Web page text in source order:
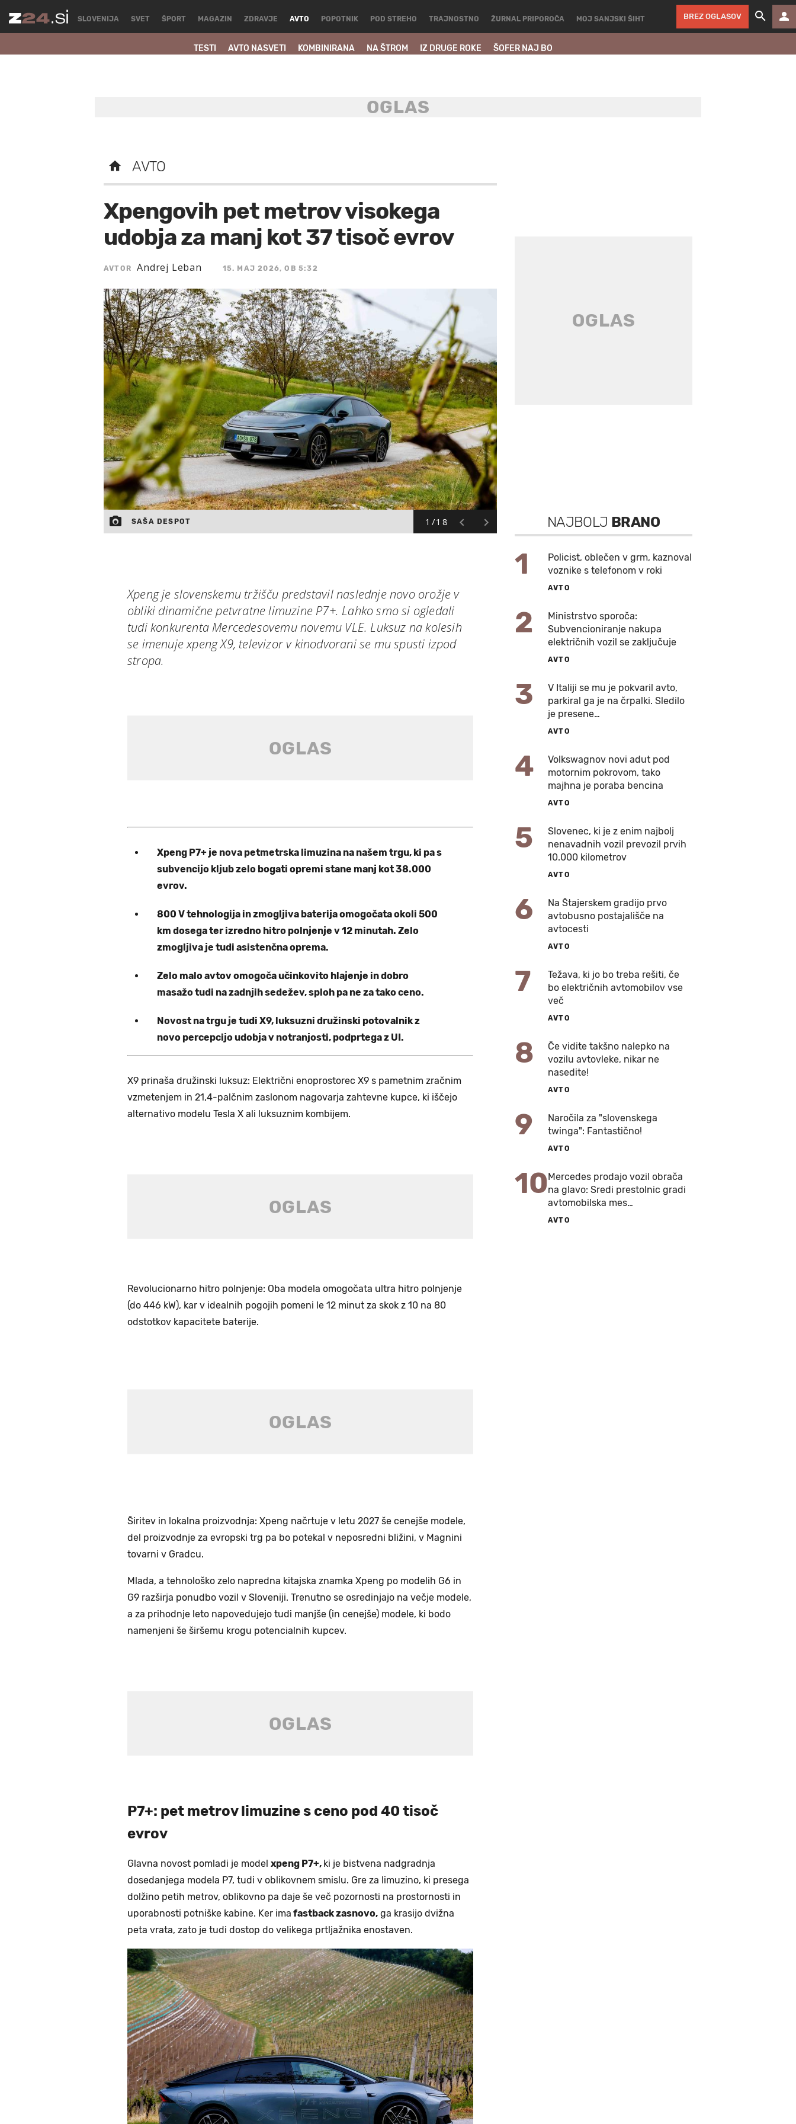
SLOVENIJA SVET ŠPORT MAGAZIN ZDRAVJE AVTO
TESTI AVTO NASVETI KOMBINIRANA NA ŠTROM IZ DRUGE ROKE ŠOFER NAJ BO
POPOTNIK POD STREHO TRAJNOSTNO ŽURNAL PRIPOROČA MOJ SANJSKI ŠIHT BREZ OGLASOV
AVTO
Xpengovih pet metrov visokega
udobja za manj kot 37 tisoč evrov
AVTOR Andrej Leban 15. MAJ 2026, OB 5:32
1/18
SAŠA DESPOT
Xpeng je slovenskemu tržišču predstavil naslednje novo orožje v
obliki dinamične petvratne limuzine P7+. Lahko smo si ogledali
tudi konkurenta Mercedesovemu novemu VLE. Luksuz na kolesih
se imenuje xpeng X9, televizor v kinodvorani se mu spusti izpod
stropa.
Xpeng P7+ je nova petmetrska limuzina na našem trgu, ki pa s
subvencijo kljub zelo bogati opremi stane manj kot 38.000
evrov.
800 V tehnologija in zmogljiva baterija omogočata okoli 500
km dosega ter izredno hitro polnjenje v 12 minutah. Zelo
zmogljiva je tudi asistenčna oprema.
Zelo malo avtov omogoča učinkovito hlajenje in dobro
masažo tudi na zadnjih sedežev, sploh pa ne za tako ceno.
Novost na trgu je tudi X9, luksuzni družinski potovalnik z
novo percepcijo udobja v notranjosti, podprtega z UI.
X9 prinaša družinski luksuz: Električni enoprostorec X9 s pametnim zračnim
vzmetenjem in 21,4-palčnim zaslonom nagovarja zahtevne kupce, ki iščejo
alternativo modelu Tesla X ali luksuznim kombijem.
Revolucionarno hitro polnjenje: Oba modela omogočata ultra hitro polnjenje
(do 446 kW), kar v idealnih pogojih pomeni le 12 minut za skok z 10 na 80
odstotkov kapacitete baterije.
Širitev in lokalna proizvodnja: Xpeng načrtuje v letu 2027 še cenejše modele,
del proizvodnje za evropski trg pa bo potekal v neposredni bližini, v Magnini
tovarni v Gradcu.
Mlada, a tehnološko zelo napredna kitajska znamka Xpeng po modelih G6 in
G9 razširja ponudbo vozil v Sloveniji. Trenutno se osredinjajo na večje modele,
a za prihodnje leto napovedujejo tudi manjše (in cenejše) modele, ki bodo
namenjeni še širšemu krogu potencialnih kupcev.
P7+: pet metrov limuzine s ceno pod 40 tisoč
evrov
Glavna novost pomladi je model xpeng P7+, ki je bistvena nadgradnja
dosedanjega modela P7, tudi v oblikovnem smislu. Gre za limuzino, ki presega
dolžino petih metrov, oblikovno pa daje še več pozornosti na prostornosti in
uporabnosti potniške kabine. Ker ima fastback zasnovo, ga krasijo dvižna
peta vrata, zato je tudi dostop do velikega prtljažnika enostaven.
NAJBOLJ BRANO
1
Policist, oblečen v grm, kaznoval
voznike s telefonom v roki
AVTO
2
Ministrstvo sporoča:
Subvencioniranje nakupa
električnih vozil se zaključuje
AVTO
3
V Italiji se mu je pokvaril avto,
parkiral ga je na črpalki. Sledilo
je presene…
AVTO
4
Volkswagnov novi adut pod
motornim pokrovom, tako
majhna je poraba bencina
AVTO
5
Slovenec, ki je z enim najbolj
nenavadnih vozil prevozil prvih
10.000 kilometrov
AVTO
6
Na Štajerskem gradijo prvo
avtobusno postajališče na
avtocesti
AVTO
7
Težava, ki jo bo treba rešiti, če
bo električnih avtomobilov vse
več
AVTO
8
Če vidite takšno nalepko na
vozilu avtovleke, nikar ne
nasedite!
AVTO
9
Naročila za "slovenskega
twinga": Fantastično!
AVTO
10Mercedes prodajo vozil obrača
na glavo: Sredi prestolnic gradi
avtomobilska mes…
AVTO